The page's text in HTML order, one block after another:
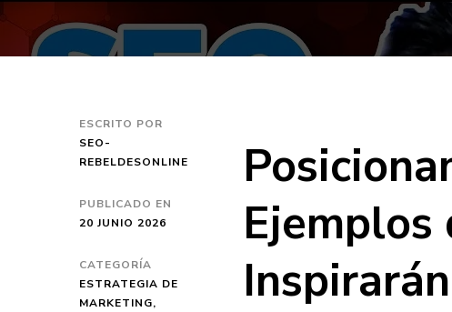
ESCRITO POR
SEO-
REBELDESONLINE
PUBLICADO EN
20 JUNIO 2026
CATEGORÍA
ESTRATEGIA DE
MARKETING
Ejemplos
Inspirarán